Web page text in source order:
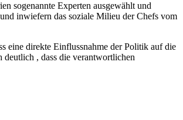
sogenannte Experten ausgewählt und
inwiefern das soziale Milieu der Chefs vom
eine direkte Einflussnahme der Politik auf die
, dass die verantwortlichen